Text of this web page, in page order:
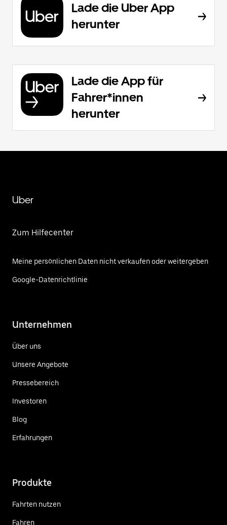
Lade die Uber App
herunter
Lade die App für
Fahrer*innen
herunter
Uber
Zum Hilfecenter
Meine persönlichen Daten nicht verkaufen oder weitergeben
Google-Datenrichtlinie
Unternehmen
Über uns
Unsere Angebote
Pressebereich
Investoren
Blog
Erfahrungen
Produkte
Fahrten nutzen
Fahren